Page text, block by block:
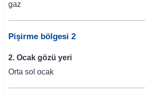
gaz
Pişirme bölgesi 2
2. Ocak gözü yeri
Orta sol ocak